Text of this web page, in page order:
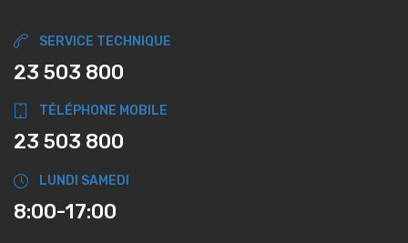
SERVICE TECHNIQUE
23 503 800
TÉLÉPHONE MOBILE
23 503 800
LUNDI SAMEDI
8:00-17:00